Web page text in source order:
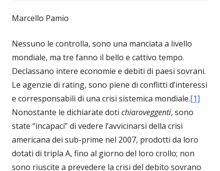
Marcello Pamio
Nessuno le controlla, sono una manciata a livello
mondiale, ma tre fanno il bello e cattivo tempo.
Declassano intere economie e debiti di paesi sovrani.
Le agenzie di rating, sono piene di conflitti d’interessi
e corresponsabili di una crisi sistemica mondiale.[1]
Nonostante le dichiarate doti chiaroveggenti, sono
state “incapaci” di vedere l’avvicinarsi della crisi
americana dei sub-prime nel 2007, prodotti da loro
dotati di tripla A, fino al giorno del loro crollo; non
sono riuscite a prevedere la crisi del debito sovrano